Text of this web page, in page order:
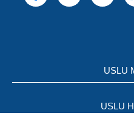
USLU
USLU